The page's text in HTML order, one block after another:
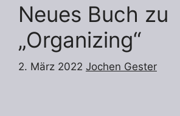
Neues Buch zu
„Organizing“
2. März 2022 Jochen Gester